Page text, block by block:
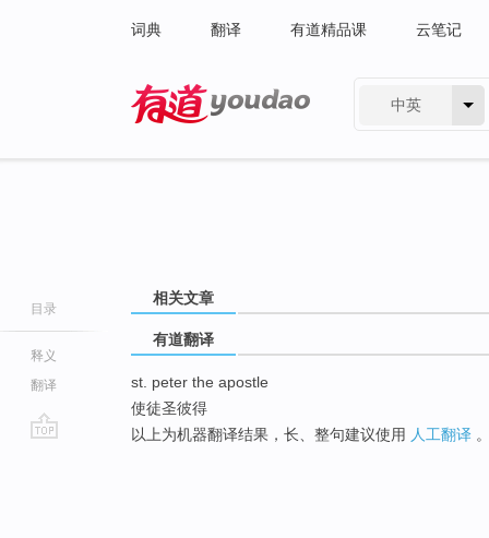
词典 翻译 有道精品课 云笔记
中英
目录
释义
翻译
相关文章
有道翻译
st. peter the apostle
使徒圣彼得
以上为机器翻译结果，长、整句建议使用 人工翻译